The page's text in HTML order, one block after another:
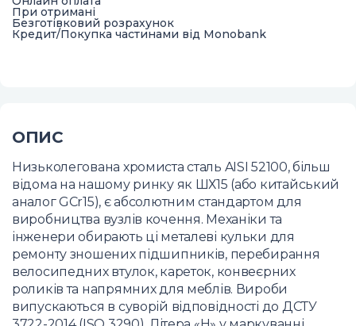
При отримані
Безготівковий розрахунок
Кредит/Покупка частинами від Monobank
ОПИС
Низьколегована хромиста сталь AISI 52100, більш
відома на нашому ринку як ШХ15 (або китайський
аналог GCr15), є абсолютним стандартом для
виробництва вузлів кочення. Механіки та
інженери обирають ці металеві кульки для
ремонту зношених підшипників, перебирання
велосипедних втулок, кареток, конвеєрних
роликів та напрямних для меблів. Вироби
випускаються в суворій відповідності до ДСТУ